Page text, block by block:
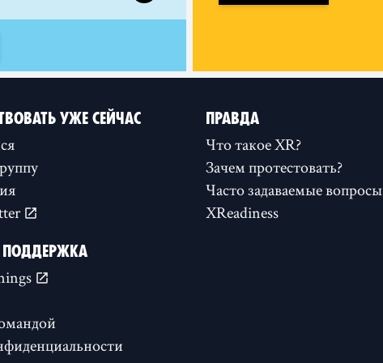
УЖЕ СЕЙЧАС ПРАВДА
Что такое XR?
Зачем протестовать?
Часто задаваемые вопросы
XReadiness
ПОДДЕРЖКА